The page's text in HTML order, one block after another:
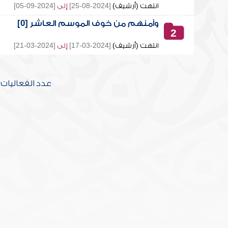
انتهت (أرشيف) [2024-08-25] إلى [2024-09-05]
2
وآمنهم من خوف الموسم العاشر [0]
انتهت (أرشيف) [2024-03-17] إلى [2024-03-21]
عدد الفعاليات [2] تحتوي على [20]